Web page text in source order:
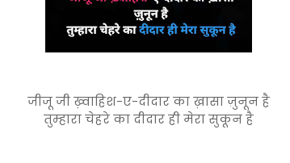
जीजू जी ख़्वाहिश-ए-दीदार का ख़ासा ज़ुनून है
तुम्हारा चेहरे का दीदार ही मेरा सुकून है